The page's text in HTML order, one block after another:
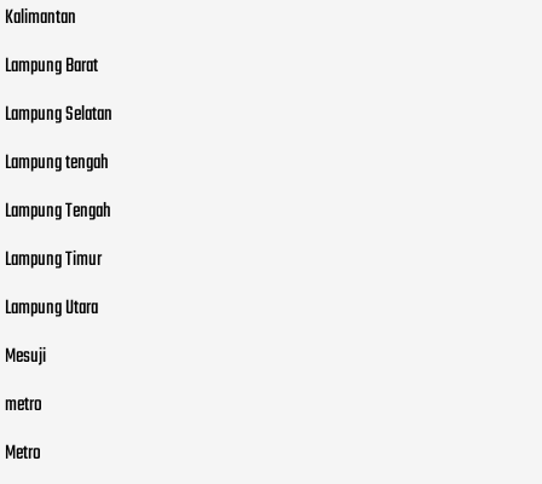
Kalimantan
Lampung Barat
Lampung Selatan
Lampung tengah
Lampung Tengah
Lampung Timur
Lampung Utara
Mesuji
metro
Metro